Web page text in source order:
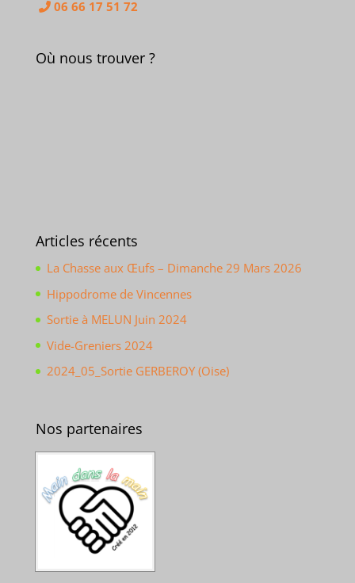
77500 Chelles, Chantereine
Articles récents
La Chasse aux Œufs – Dimanche 29 Mars 2026
Hippodrome de Vincennes
Sortie à MELUN Juin 2024
Vide-Greniers 2024
Nos partenaires